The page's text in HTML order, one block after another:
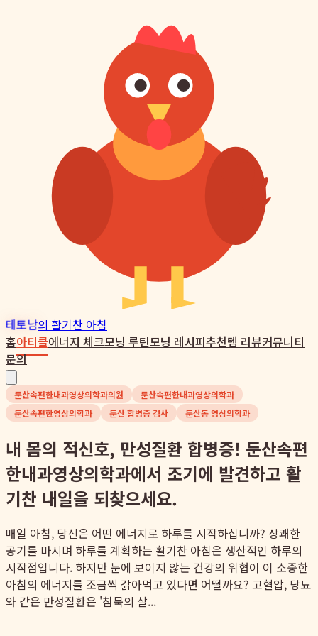
테토남의 활기찬 아침
홈아티클에너지 체크모닝 루틴모닝 레시피추천템 리뷰커뮤니티
문의
둔산속편한내과영상의학과의원
둔산속편한내과영상의학과
둔산속편한영상의학과
둔산 합병증 검사 둔산동 영상의학과
내 몸의 적신호, 만성질환 합병증! 둔산속편
한내과영상의학과에서 조기에 발견하고 활
기찬 내일을 되찾으세요.
매일 아침, 당신은 어떤 에너지로 하루를 시작하십니까? 상쾌한
공기를 마시며 하루를 계획하는 활기찬 아침은 생산적인 하루의
시작점입니다. 하지만 눈에 보이지 않는 건강의 위협이 이 소중한
아침의 에너지를 조금씩 갉아먹고 있다면 어떨까요? 고혈압, 당뇨
와 같은 만성질환은 '침묵의 살...